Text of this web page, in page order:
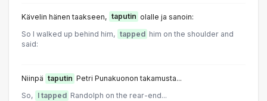
Kävelin hänen taakseen, taputin olalle ja sanoin:
So I walked up behind him, tapped him on the shoulder and
said:
Niinpä taputin Petri Punakuonon takamusta...
So, I tapped Randolph on the rear-end...